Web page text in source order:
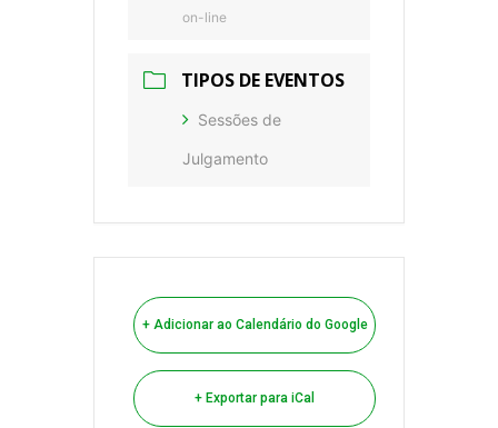
on-line
TIPOS DE EVENTOS
Sessões de
Julgamento
+ Adicionar ao Calendário do Google
+ Exportar para iCal